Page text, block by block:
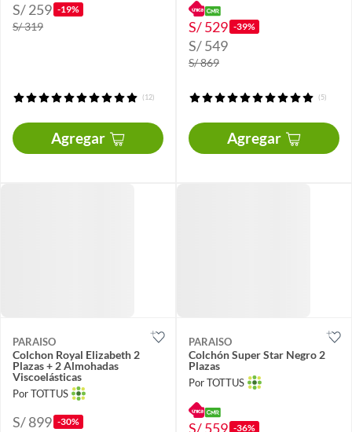
S/ 259 -19%
S/ 319
(12)
Agregar
S/ 529 -39%
S/ 549
S/ 869
(5)
Agregar
PARAISO
Colchon Royal Elizabeth 2
Plazas + 2 Almohadas
Viscoelásticas
Por TOTTUS
S/ 899 -30%
PARAISO
Colchón Super Star Negro 2
Plazas
Por TOTTUS
S/ 559 -36%